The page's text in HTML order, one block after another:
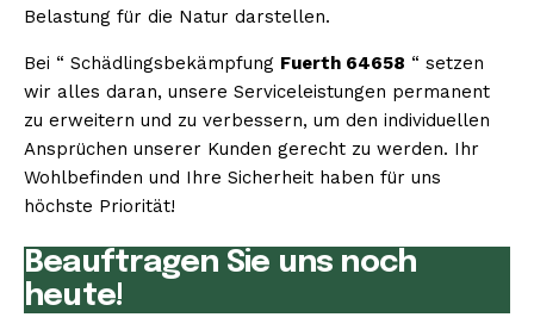
Belastung für die Natur darstellen.
Bei “ Schädlingsbekämpfung Fuerth 64658 “ setzen
wir alles daran, unsere Serviceleistungen permanent
zu erweitern und zu verbessern, um den individuellen
Ansprüchen unserer Kunden gerecht zu werden. Ihr
Wohlbefinden und Ihre Sicherheit haben für uns
höchste Priorität!
Beauftragen Sie uns noch
heute!